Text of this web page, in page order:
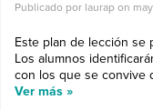
Publicado por laurap on
Este plan de lección se
Los alumnos
con los que se convive
Ver más »